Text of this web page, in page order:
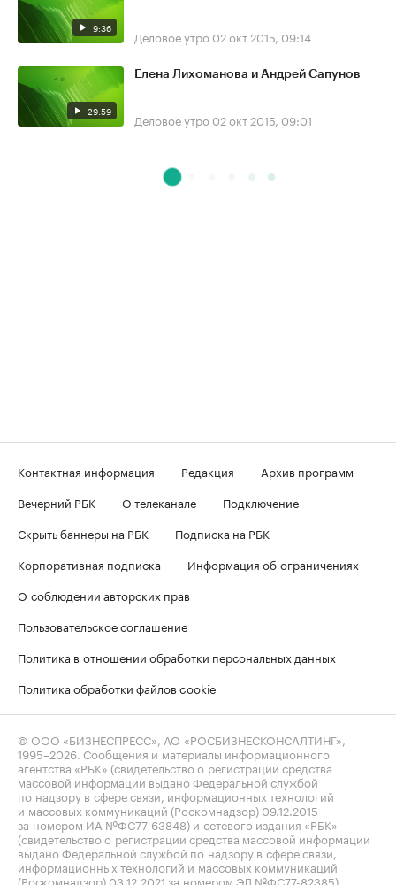
9:36 Деловое утро 02 окт 2015, 09:14
29:59
Елена Лихоманова и Андрей Сапунов
Деловое утро 02 окт 2015, 09:01
Контактная информация Редакция
Архив программ
Вечерний РБК
О телеканале
Подключение
Скрыть баннеры на РБК
Подписка на РБК
Корпоративная подписка
Информация об ограничениях
О соблюдении авторских прав
Пользовательское соглашение
Политика в отношении обработки персональных данных
Политика обработки файлов cookie
© ООО «БИЗНЕСПРЕСС», АО «РОСБИЗНЕСКОНСАЛТИНГ»,
1995–2026 . Сообщения и материалы информационного
агентства «РБК» (свидетельство о регистрации средства
массовой информации выдано Федеральной службой
по надзору в сфере связи, информационных технологий
и массовых коммуникаций (Роскомнадзор) 09.12.2015
за номером ИА №ФС77-63848) и сетевого издания «РБК»
(свидетельство о регистрации средства массовой информации
выдано Федеральной службой по надзору в сфере связи,
информационных технологий и массовых коммуникаций
(Роскомнадзор) 03.12.2021 за номером ЭЛ №ФС77-82385)